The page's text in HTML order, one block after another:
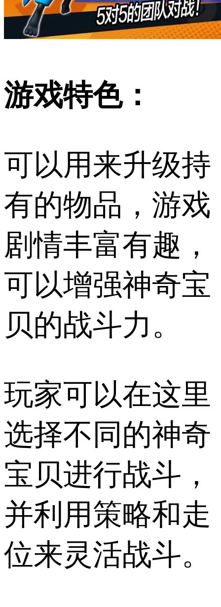
游戏特色：
可以用来升级持
有的物品，游戏
剧情丰富有趣，
可以增强神奇宝
贝的战斗力。
玩家可以在这里
选择不同的神奇
宝贝进行战斗，
并利用策略和走
位来灵活战斗。